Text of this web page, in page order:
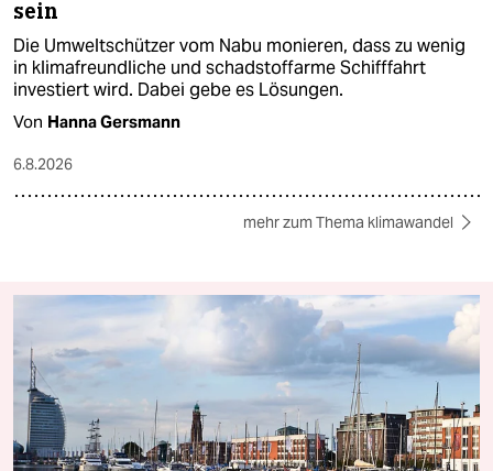
sein
Die Umweltschützer vom Nabu monieren, dass zu wenig
in klimafreundliche und schadstoffarme Schifffahrt
investiert wird. Dabei gebe es Lösungen.
Von Hanna Gersmann
6.8.2026
mehr zum Thema klimawandel